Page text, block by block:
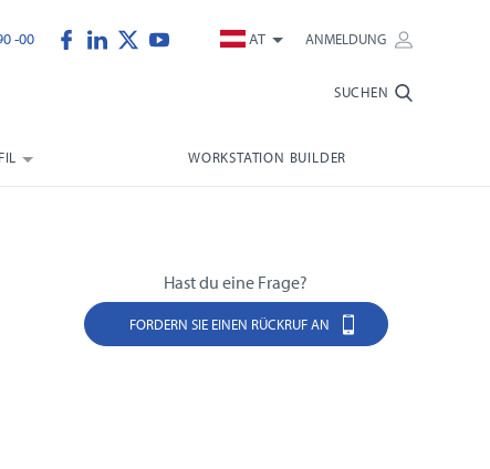
-00 AT ANMELDUNG
SUCHEN
WORKSTATION BUILDER
Hast du eine Frage?
FORDERN SIE EINEN RÜCKRUF AN